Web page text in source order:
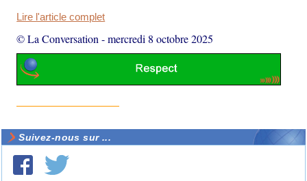
Lire l'article complet
© La Conversation -mercredi 8 octobre 2025
Suivez-nous sur ...